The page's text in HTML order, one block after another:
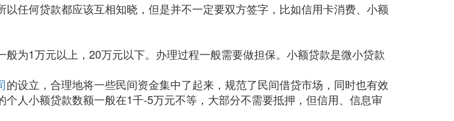
任何贷款都应该互相知晓，但是并不一定要双方签字，比如信用卡消费、小额
般为1万元以上，20万元以下。办理过程一般需要做担保。小额贷款是微小贷款
的设立，合理地将一些民间资金集中了起来，规范了民间借贷市场，同时也有效
人小额贷款数额一般在1千-5万元不等，大部分不需要抵押，但信用、信息审